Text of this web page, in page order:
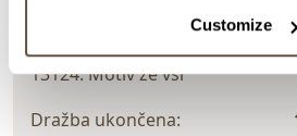
Customize
Adolf Kašpar
13124. Motiv ze vsi
Dražba ukončena: